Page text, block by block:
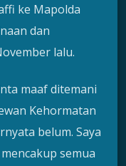
ke Mapolda
dan
lalu.
maaf ditemani
Kehormatan
belum. Saya
semua